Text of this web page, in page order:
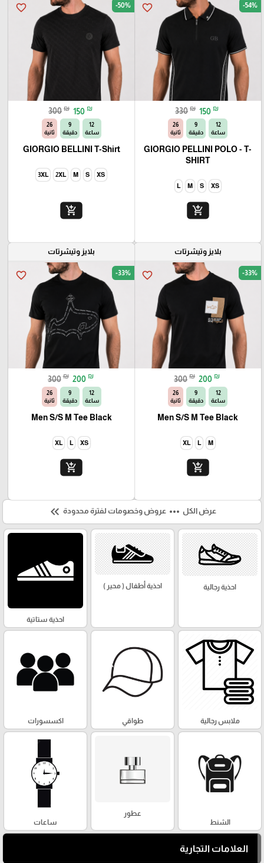
favorite_border -54%
330 ₪ 150 ₪
12
ساعة
9
دقيقة
25
ثانية
GIORGIO PELLINI POLO - T-
SHIRT
XS
S
M
L
add_shopping_cart
favorite_border -50%
300 ₪ 150 ₪
12
ساعة
9
دقيقة
25
ثانية
GIORGIO BELLINI T-Shirt
XS
S
M
2XL
3XL
add_shopping_cart
بلايز وتيشرتات
favorite_border -33%
300 ₪ 200 ₪
12
ساعة
9
دقيقة
25
ثانية
Men S/S M Tee Black
M
L
XL
add_shopping_cart
بلايز وتيشرتات
favorite_border -33%
300 ₪ 200 ₪
12
ساعة
9
دقيقة
25
ثانية
Men S/S M Tee Black
XS
L
XL
add_shopping_cart
عرض الكل more_horiz عروض وخصومات لفترة محدودة keyboard_double_arrow_left
احذية رجالية احذية أطفال ( محير )
احذية ستاتية
ملابس رجالية طواقي اكسسورات
الشنط
عطور
ساعات
العلامات التجارية